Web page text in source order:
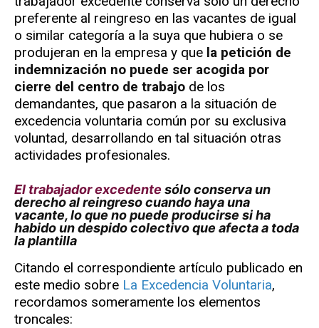
preferente al reingreso en las vacantes de igual
o similar categoría a la suya que hubiera o se
produjeran en la empresa y que la petición de
indemnización no puede ser acogida por
cierre del centro de trabajo de los
demandantes, que pasaron a la situación de
excedencia voluntaria común por su exclusiva
voluntad, desarrollando en tal situación otras
actividades profesionales.
El trabajador excedente sólo conserva un
derecho al reingreso cuando haya una
vacante, lo que no puede producirse si ha
habido un despido colectivo que afecta a toda
la plantilla
Citando el correspondiente artículo publicado en
este medio sobre La Excedencia Voluntaria,
recordamos someramente los elementos
troncales: